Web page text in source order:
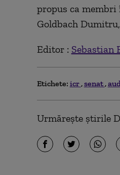
propus ca
Goldbach
Editor : Sebastian
Etichete: icr senat
Urmărește știrile